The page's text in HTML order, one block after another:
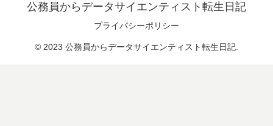
公務員からデータサイエンティスト転生日記
プライバシーポリシー
© 2023 公務員からデータサイエンティスト転生日記.